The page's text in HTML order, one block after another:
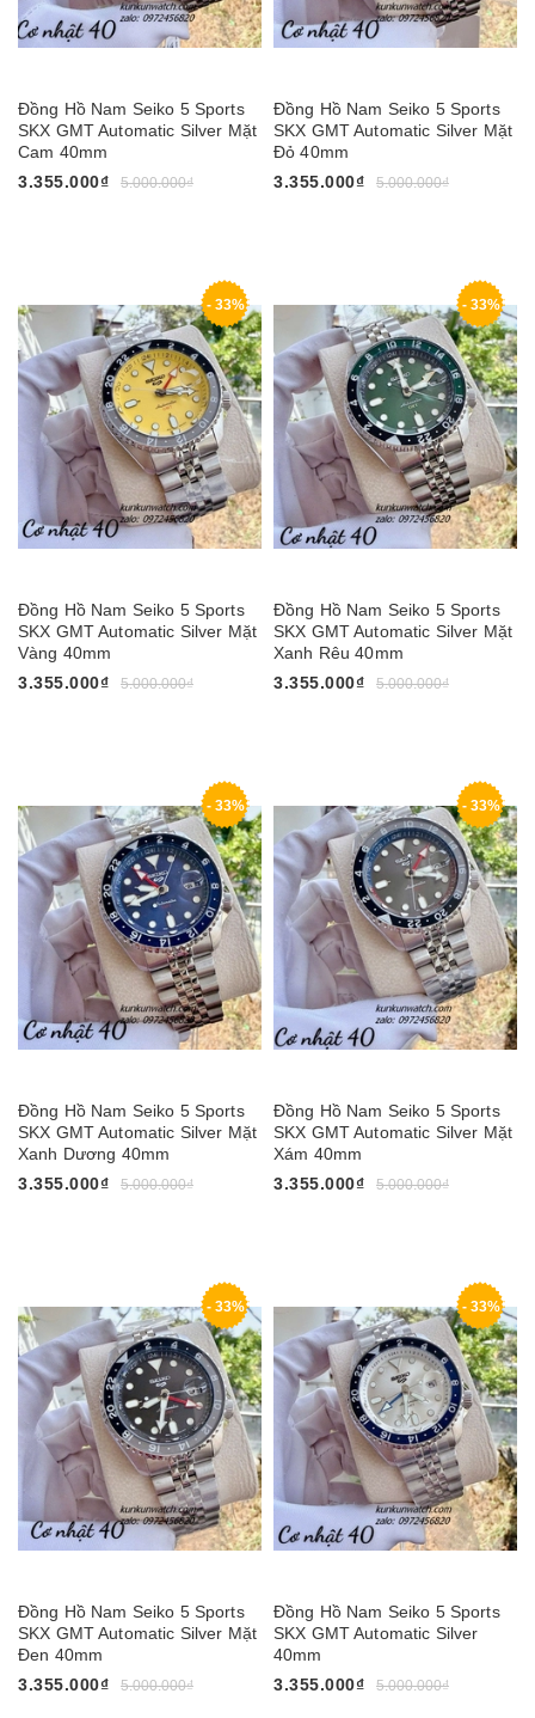
Đồng Hồ Nam Seiko 5 Sports
SKX GMT Automatic Silver Mặt
Cam 40mm
3.355.000₫
5.000.000₫
Đồng Hồ Nam Seiko 5 Sports
SKX GMT Automatic Silver Mặt
Đỏ 40mm
3.355.000₫
5.000.000₫
- 33%
Đồng Hồ Nam Seiko 5 Sports
SKX GMT Automatic Silver Mặt
Vàng 40mm
3.355.000₫
5.000.000₫
- 33%
Đồng Hồ Nam Seiko 5 Sports
SKX GMT Automatic Silver Mặt
Xanh Rêu 40mm
3.355.000₫
5.000.000₫
- 33%
Đồng Hồ Nam Seiko 5 Sports
SKX GMT Automatic Silver Mặt
Xanh Dương 40mm
3.355.000₫
5.000.000₫
- 33%
Đồng Hồ Nam Seiko 5 Sports
SKX GMT Automatic Silver Mặt
Xám 40mm
3.355.000₫
5.000.000₫
- 33%
Đồng Hồ Nam Seiko 5 Sports
SKX GMT Automatic Silver Mặt
Đen 40mm
3.355.000₫
5.000.000₫
- 33%
Đồng Hồ Nam Seiko 5 Sports
SKX GMT Automatic Silver
40mm
3.355.000₫
5.000.000₫